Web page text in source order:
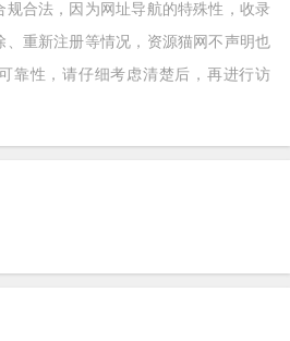
合法，因为网址导航的特殊性，收录
、重新注册等情况，资源猫网不声明也
靠性，请仔细考虑清楚后，再进行访